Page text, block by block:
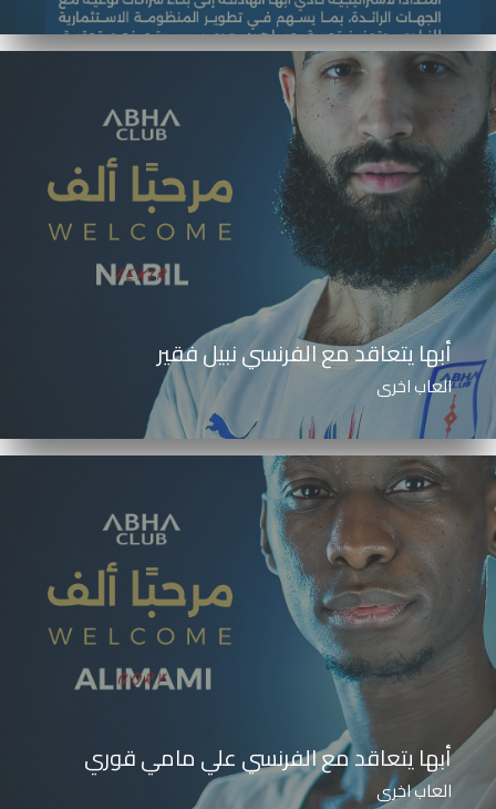
أبها يتعاقد مع الفرنسي نبيل فقير
العاب اخرى
أبها يتعاقد مع الفرنسي علي مامي قوري
العاب اخرى